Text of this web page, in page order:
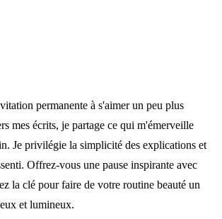
permanente à s'aimer un peu plus
mes écrits, je partage ce qui m'émerveille
Je privilégie la simplicité des explications et
Offrez-vous une pause inspirante avec
la clé pour faire de votre routine beauté un
et lumineux.